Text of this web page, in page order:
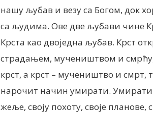
нашу љубав и везу са Богом, док
са људима. Ове две љубави чине
Крста као двоједна љубав. Крст
страдањем, мучеништвом и смрћу,
крст, а крст – мучеништво и смрт,
нарочит начин умирати. Умирати
жеље, своју похоту, своје планове,